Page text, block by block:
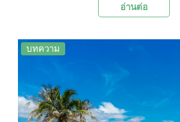
ผ่านป่าชายเลนที่อุดมสมบูรณ์ด้วย
อ่านต่อ
บทความ